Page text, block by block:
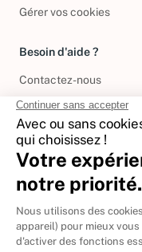
Gérer vos cookies
Besoin d'aide ?
Contactez-nous
International
🇪🇸Espagne
🇮🇹Italie